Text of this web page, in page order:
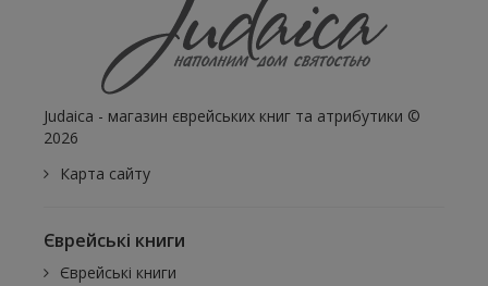
Judaica - магазин єврейських книг та атрибутики ©
2026
Карта сайту
Єврейські книги
Єврейські книги